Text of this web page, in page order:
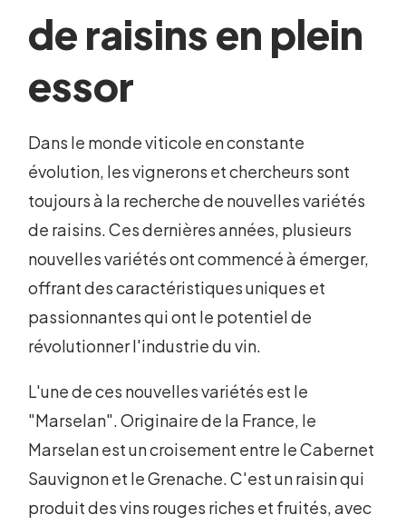
de raisins en plein
essor
Dans le monde viticole en constante
évolution, les vignerons et chercheurs sont
toujours à la recherche de nouvelles variétés
de raisins. Ces dernières années, plusieurs
nouvelles variétés ont commencé à émerger,
offrant des caractéristiques uniques et
passionnantes qui ont le potentiel de
révolutionner l'industrie du vin.
L'une de ces nouvelles variétés est le
"Marselan". Originaire de la France, le
Marselan est un croisement entre le Cabernet
Sauvignon et le Grenache. C'est un raisin qui
produit des vins rouges riches et fruités, avec